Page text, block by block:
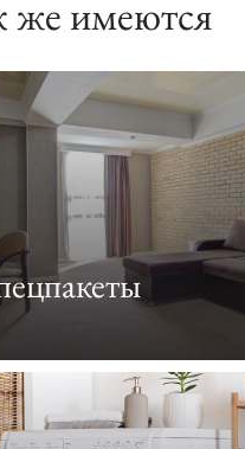
же имеются